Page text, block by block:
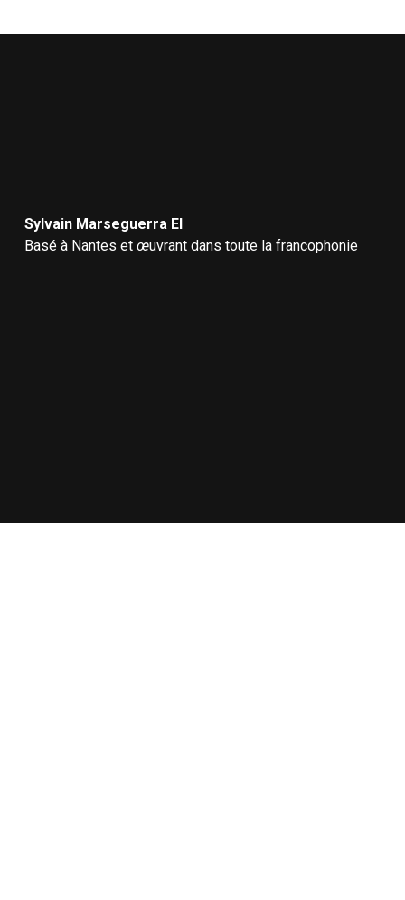
Sylvain Marseguerra EI
Basé à Nantes et œuvrant dans toute la francophonie